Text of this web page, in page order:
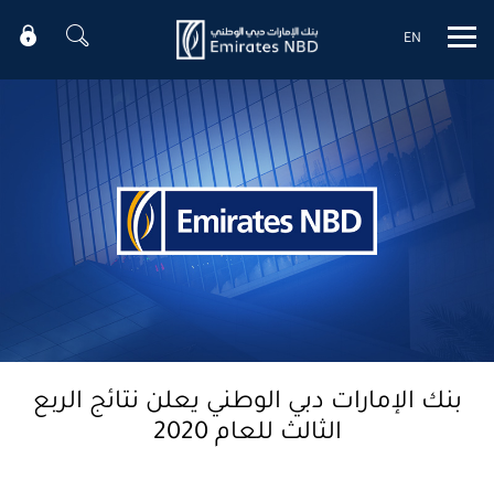
Mobile menu
EN
بنك الإمارات دبي الوطني يعلن نتائج الربع
الثالث للعام 2020